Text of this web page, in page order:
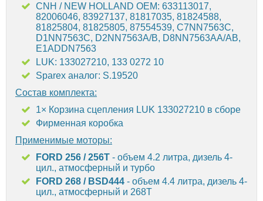
CNH / NEW HOLLAND OEM: 633113017,
82006046, 83927137, 81817035, 81824588,
81825804, 81825805, 87554539, C7NN7563C,
D1NN7563C, D2NN7563A/B, D8NN7563AA/AB,
E1ADDN7563
LUK: 133027210, 133 0272 10
Sparex аналог: S.19520
Состав комплекта:
1× Корзина сцепления LUK 133027210 в сборе
Фирменная коробка
Применимые моторы:
FORD 256 / 256T - объем 4.2 литра, дизель 4-
цил., атмосферный и турбо
FORD 268 / BSD444 - объем 4.4 литра, дизель 4-
цил., атмосферный и 268T